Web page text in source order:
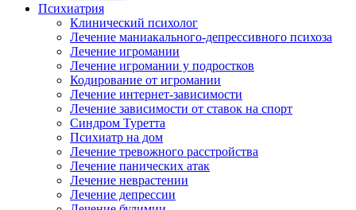
Психиатрия
Клинический психолог
Лечение маниакального-депрессивного психоза
Лечение игромании
Лечение игромании у подростков
Кодирование от игромании
Лечение интернет-зависимости
Лечение зависимости от ставок на спорт
Синдром Туретта
Психиатр на дом
Лечение тревожного расстройства
Лечение панических атак
Лечение неврастении
Лечение депрессии